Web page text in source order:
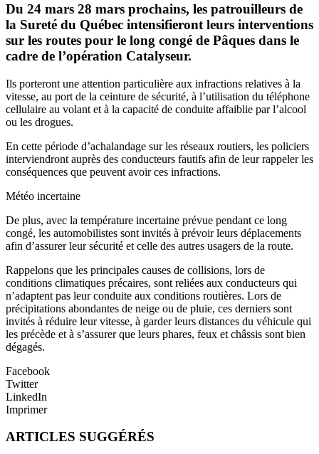
Du 24 mars 28 mars prochains, les patrouilleurs de
la Sureté du Québec intensifieront leurs interventions
sur les routes pour le long congé de Pâques dans le
cadre de l’opération Catalyseur.
Ils porteront une attention particulière aux infractions relatives à la
vitesse, au port de la ceinture de sécurité, à l’utilisation du téléphone
cellulaire au volant et à la capacité de conduite affaiblie par l’alcool
ou les drogues.
En cette période d’achalandage sur les réseaux routiers, les policiers
interviendront auprès des conducteurs fautifs afin de leur rappeler les
conséquences que peuvent avoir ces infractions.
Météo incertaine
De plus, avec la température incertaine prévue pendant ce long
congé, les automobilistes sont invités à prévoir leurs déplacements
afin d’assurer leur sécurité et celle des autres usagers de la route.
Rappelons que les principales causes de collisions, lors de
conditions climatiques précaires, sont reliées aux conducteurs qui
n’adaptent pas leur conduite aux conditions routières. Lors de
précipitations abondantes de neige ou de pluie, ces derniers sont
invités à réduire leur vitesse, à garder leurs distances du véhicule qui
les précède et à s’assurer que leurs phares, feux et châssis sont bien
dégagés.
Facebook
Twitter
LinkedIn
Imprimer
ARTICLES SUGGÉRÉS